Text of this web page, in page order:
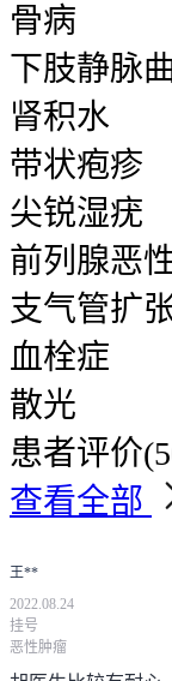
骨病
下肢静脉
肾积水
带状疱疹
尖锐湿疣
前列腺恶
支气管扩
血栓症
散光
患者评价
查看全部
王**
2022.08.24
挂号
恶性肿瘤